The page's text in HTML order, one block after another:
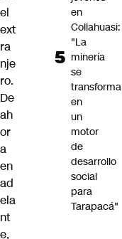
el
ext
ra
nje
ro.
De
ah
or
a
en
ad
ela
nt
e,
en
Collahuasi:
"La
minería
se
transforma
en
un
motor
de
desarrollo
social
para
Tarapacá"